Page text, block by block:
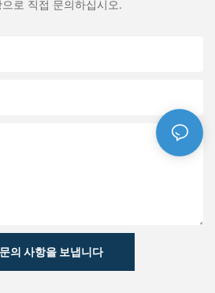
로 직접 문의하십시오.
의 사항을 보냅니다